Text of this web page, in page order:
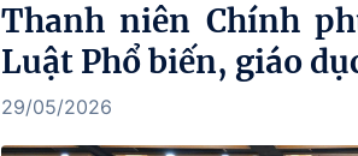
Thanh niên Chính
Luật Phổ biến, giáo
29/05/2026